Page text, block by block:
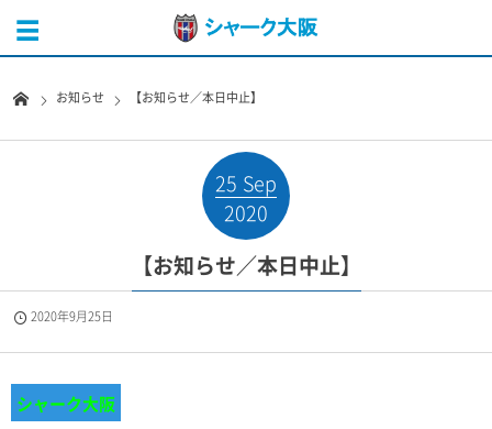
お知らせ 【お知らせ／本日中止】
25 Sep
2020
【お知らせ／本日中止】
2020年9月25日
シャーク大阪